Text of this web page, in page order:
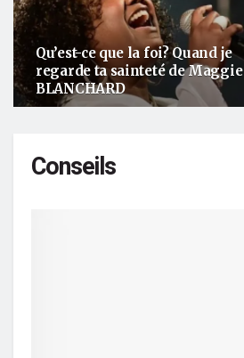
Qu’est-ce que la foi? Quand je
regarde ta sainteté de Maggie
BLANCHARD
Conseils